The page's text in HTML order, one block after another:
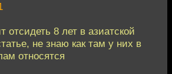
отсидеть 8 лет в азиатской
не знаю как там у них в
относятся